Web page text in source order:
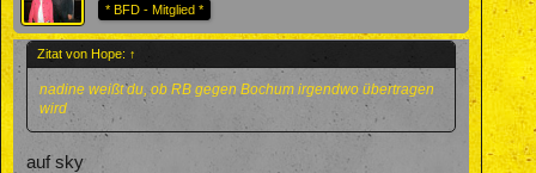
* BFD - Mitglied *
Zitat von Hope: ↑
nadine weißt du, ob RB gegen Bochum irgendwo übertragen
wird
auf sky